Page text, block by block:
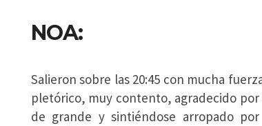
NOA:
Salieron sobre las 20:45 con mucha
pletórico, muy contento, agradecido
de grande y sintiéndose arropado